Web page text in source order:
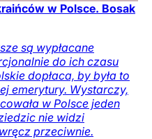
w Polsce. Bosak
są wypłacane
do ich czasu
dopłaca, by była to
emerytury. Wystarczy,
w Polsce jeden
nie widzi
przeciwnie.